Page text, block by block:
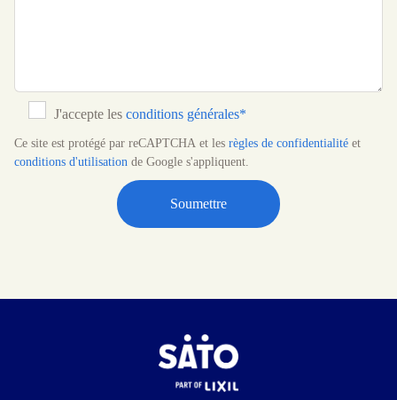
J'accepte les conditions générales*
Ce site est protégé par reCAPTCHA et les règles de confidentialité et
conditions d'utilisation de Google s'appliquent.